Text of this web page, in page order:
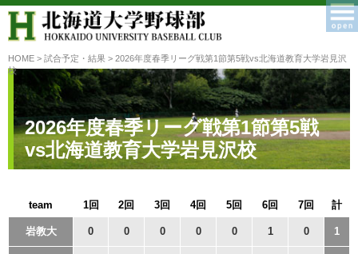
HOME > 試合予定・結果 > 2026年度春季リーグ戦第1節第5戦vs北海道教育大学岩見沢
校
2026年度春季リーグ戦第1節第5戦
vs北海道教育大学岩見沢校
team 1回 2回 3回 4回 5回 6回 7回 計
岩教大 0 0 0 0 0 1 0 1